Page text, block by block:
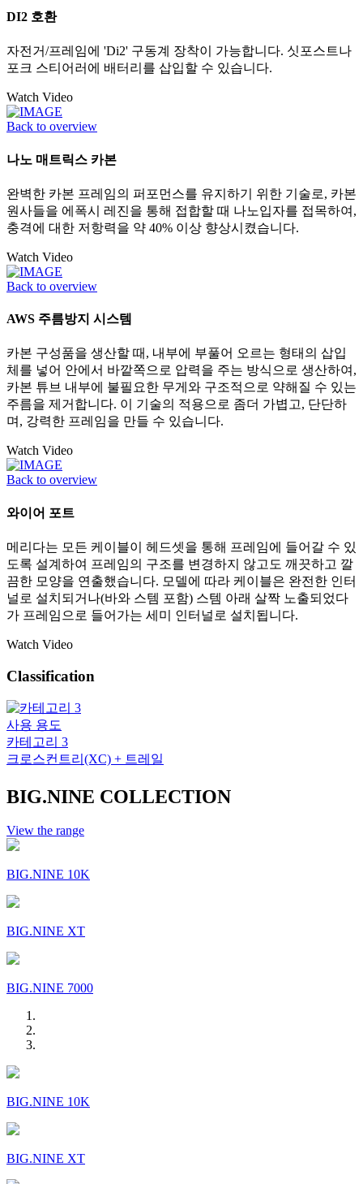
DI2 호환
자전거/프레임에 'Di2' 구동계 장착이 가능합니다. 싯포스트나
포크 스티어러에 배터리를 삽입할 수 있습니다.
Watch Video
Back to overview
나노 매트릭스 카본
완벽한 카본 프레임의 퍼포먼스를 유지하기 위한 기술로, 카본
원사들을 에폭시 레진을 통해 접합할 때 나노입자를 접목하여,
충격에 대한 저항력을 약 40% 이상 향상시켰습니다.
Watch Video
Back to overview
AWS 주름방지 시스템
카본 구성품을 생산할 때, 내부에 부풀어 오르는 형태의 삽입
체를 넣어 안에서 바깥쪽으로 압력을 주는 방식으로 생산하여,
카본 튜브 내부에 불필요한 무게와 구조적으로 약해질 수 있는
주름을 제거합니다. 이 기술의 적용으로 좀더 가볍고, 단단하
며, 강력한 프레임을 만들 수 있습니다.
Watch Video
Back to overview
와이어 포트
메리다는 모든 케이블이 헤드셋을 통해 프레임에 들어갈 수 있
도록 설계하여 프레임의 구조를 변경하지 않고도 깨끗하고 깔
끔한 모양을 연출했습니다. 모델에 따라 케이블은 완전한 인터
널로 설치되거나(바와 스템 포함) 스템 아래 살짝 노출되었다
가 프레임으로 들어가는 세미 인터널로 설치됩니다.
Watch Video
Classification
사용 용도
카테고리 3
크로스컨트리(XC) + 트레일
BIG.NINE COLLECTION
View the range
BIG.NINE 10K
BIG.NINE XT
BIG.NINE 7000
BIG.NINE 10K
BIG.NINE XT